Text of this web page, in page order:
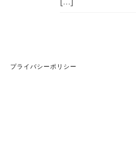
プライバシーポリシー